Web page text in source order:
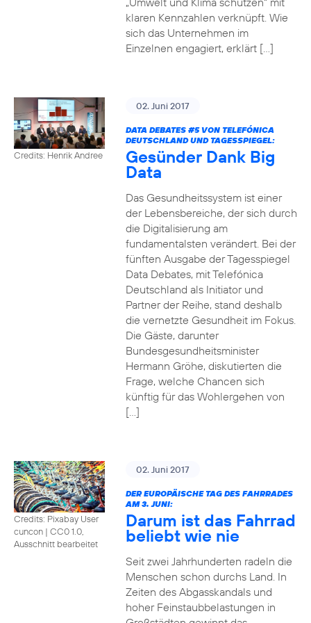
klaren Kennzahlen verknüpft. Wie
sich das Unternehmen im
Einzelnen engagiert, erklärt […]
Credits: Henrik Andree
02. Juni 2017
DATA DEBATES #5VON TELEFÓNICA
DEUTSCHLAND UND TAGESSPIEGEL:
Gesünder Dank Big
Data
Das Gesundheitssystem ist einer
der Lebensbereiche, der sich durch
die Digitalisierung am
fundamentalsten verändert. Bei der
fünften Ausgabe der Tagesspiegel
Data Debates, mit Telefónica
Deutschland als Initiator und
Partner der Reihe, stand deshalb
die vernetzte Gesundheit im Fokus.
Die Gäste, darunter
Bundesgesundheitsminister
Hermann Gröhe, diskutierten die
Frage, welche Chancen sich
künftig für das Wohlergehen von
[…]
Credits: Pixabay User
cuncon | CC0 1.0,
Ausschnitt bearbeitet
02. Juni 2017
DER EUROPÄISCHE TAG DES FAHRRADES
AM 3. JUNI:
Darum ist das Fahrrad
beliebt wie nie
Seit zwei Jahrhunderten radeln die
Menschen schon durchs Land. In
Zeiten des Abgasskandals und
hoher Feinstaubbelastungen in